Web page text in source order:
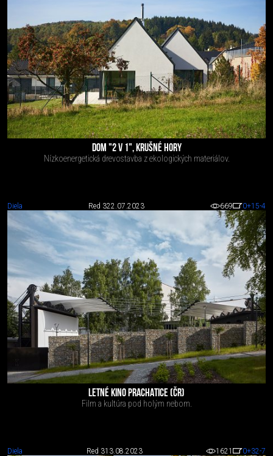
DOM "2 V 1", KRUŠNÉ HORY
Nízkoenergetická drevostavba z ekologických materiálov.
Diela Red 322.07.2023 669 0+15-4
LETNÉ KINO PRACHATICE (ČR)
Film a kultúra pod holým nebom.
Diela Red 313.08.2023 1621 0+32-7